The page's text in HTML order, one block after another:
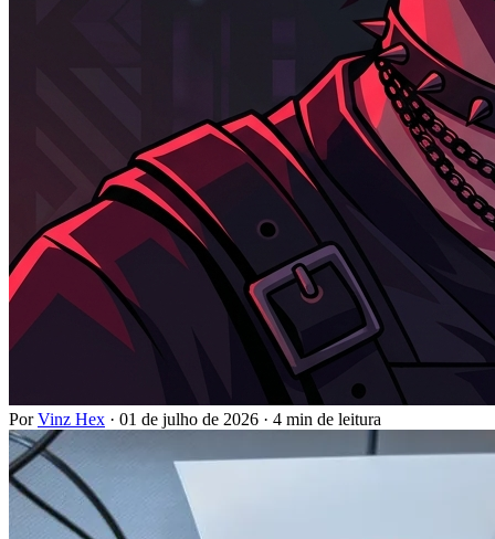
PorVinz Hex · 01 de julho de 2026 · 4 min de leitura